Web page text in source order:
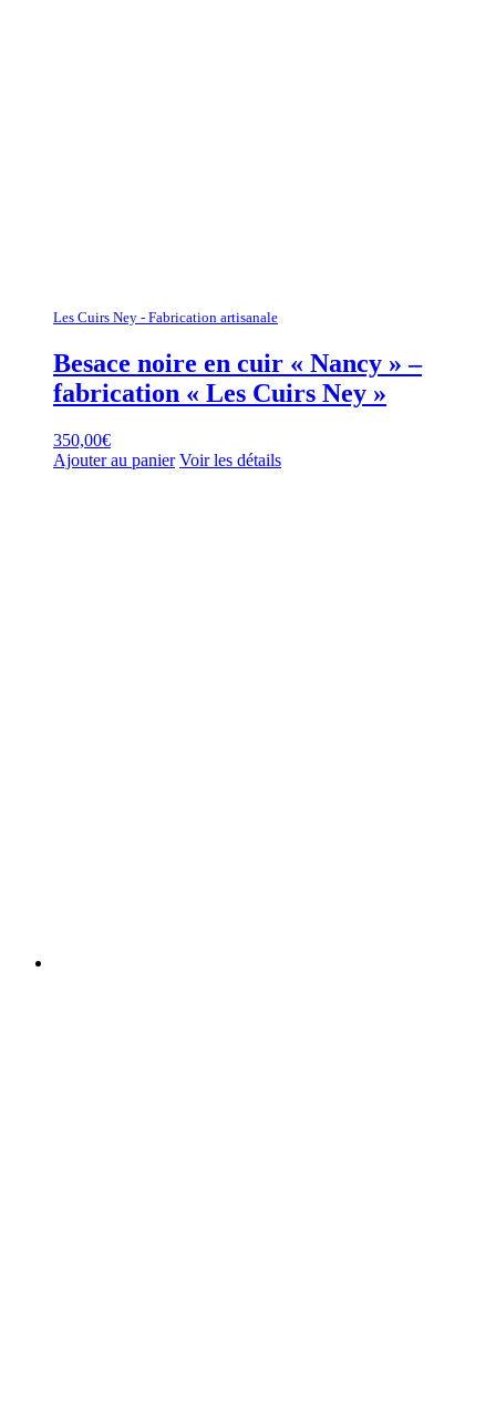
Les Cuirs Ney - Fabrication artisanale
Besace noire en cuir « Nancy » –
fabrication « Les Cuirs Ney »
350,00€
Ajouter au panier Voir les détails